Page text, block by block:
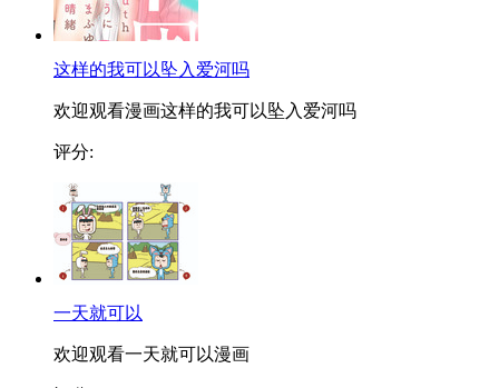
这样的我可以坠入爱河吗
欢迎观看漫画这样的我可以坠入爱河吗
评分:
一天就可以
欢迎观看一天就可以漫画